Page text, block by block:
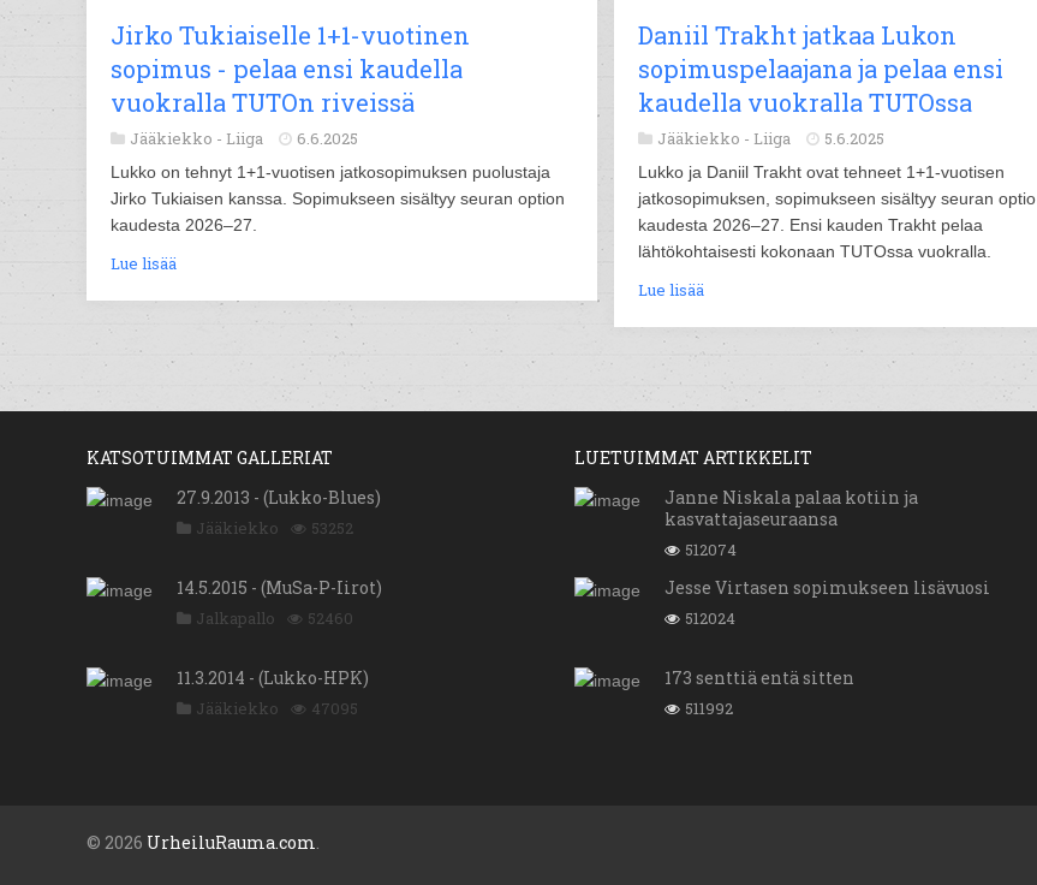
Jirko Tukiaiselle 1+1-vuotinen
sopimus - pelaa ensi kaudella
vuokralla TUTOn riveissä
Jääkiekko - Liiga 6.6.2025
Lukko on tehnyt 1+1-vuotisen jatkosopimuksen puolustaja
Jirko Tukiaisen kanssa. Sopimukseen sisältyy seuran option
kaudesta 2026–27.
Lue lisää
Daniil Trakht jatkaa Lukon
sopimuspelaajana ja pelaa ensi
kaudella vuokralla TUTOssa
Jääkiekko - Liiga 5.6.2025
Lukko ja Daniil Trakht ovat tehneet 1+1-vuotisen
jatkosopimuksen, sopimukseen sisältyy seuran optio
kaudesta 2026–27. Ensi kauden Trakht pelaa
lähtökohtaisesti kokonaan TUTOssa vuokralla.
Lue lisää
KATSOTUIMMAT GALLERIAT
27.9.2013 - (Lukko-Blues)
Jääkiekko 53252
14.5.2015 - (MuSa-P-Iirot)
Jalkapallo 52460
11.3.2014 - (Lukko-HPK)
Jääkiekko 47095
LUETUIMMAT ARTIKKELIT
Janne Niskala palaa kotiin ja
kasvattajaseuraansa
512074
Jesse Virtasen sopimukseen lisävuosi
512024
173 senttiä entä sitten
511992
© 2026 UrheiluRauma.com.